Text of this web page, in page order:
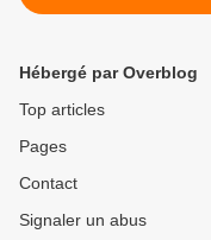
Hébergé par Overblog
Top articles
Pages
Contact
Signaler un abus